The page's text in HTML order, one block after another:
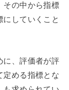
その中から指標
にしていくこと
に、評価者が評
定める指標とな